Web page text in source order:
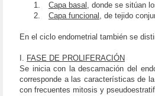
1.
Capa basal , donde se sitúan
2.
Capa funcional , de tejido
En el ciclo endometrial también se
I. FASE DE PROLIFERACIÓN
Se inicia con la descamación del
corresponde a las características de
con frecuentes mitosis y